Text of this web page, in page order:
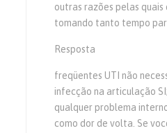
outras razões pelas
tomando tanto tempo
Resposta
freqüentes UTI não
infecção na articulação
qualquer problema
como dor de volta. Se